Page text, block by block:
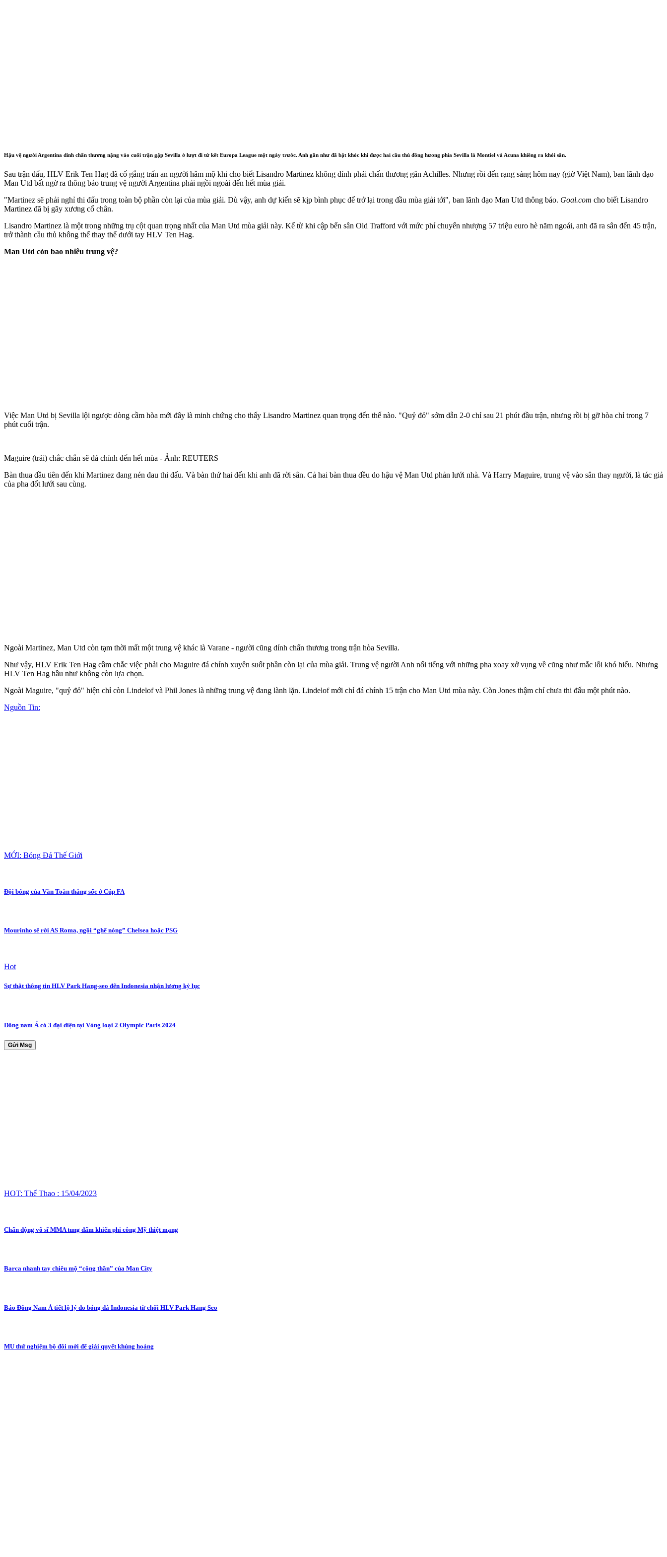
Hậu vệ người Argentina dính chấn thương nặng vào cuối trận gặp Sevilla ở lượt đi tứ kết Europa League một ngày trước. Anh gần như đã bật khóc khi được hai cầu thủ đồng hương phía Sevilla là Montiel và Acuna khiêng ra khỏi sân.
Sau trận đấu, HLV Erik Ten Hag đã cố gắng trấn an người hâm mộ khi cho biết Lisandro Martinez không dính phải chấn thương gân Achilles. Nhưng rồi đến rạng sáng hôm nay (giờ Việt Nam), ban lãnh đạo
Man Utd bất ngờ ra thông báo trung vệ người Argentina phải ngồi ngoài đến hết mùa giải.
"Martinez sẽ phải nghỉ thi đấu trong toàn bộ phần còn lại của mùa giải. Dù vậy, anh dự kiến sẽ kịp bình phục để trở lại trong đầu mùa giải tới", ban lãnh đạo Man Utd thông báo. Goal.com cho biết Lisandro
Martinez đã bị gãy xương cổ chân.
Lisandro Martinez là một trong những trụ cột quan trọng nhất của Man Utd mùa giải này. Kể từ khi cập bến sân Old Trafford với mức phí chuyển nhượng 57 triệu euro hè năm ngoái, anh đã ra sân đến 45 trận,
trở thành cầu thủ không thể thay thế dưới tay HLV Ten Hag.
Man Utd còn bao nhiêu trung vệ?
Việc Man Utd bị Sevilla lội ngược dòng cầm hòa mới đây là minh chứng cho thấy Lisandro Martinez quan trọng đến thế nào. "Quỷ đỏ" sớm dẫn 2-0 chỉ sau 21 phút đầu trận, nhưng rồi bị gỡ hòa chỉ trong 7
phút cuối trận.
Maguire (trái) chắc chắn sẽ đá chính đến hết mùa - Ảnh: REUTERS
Bàn thua đầu tiên đến khi Martinez đang nén đau thi đấu. Và bàn thứ hai đến khi anh đã rời sân. Cả hai bàn thua đều do hậu vệ Man Utd phản lưới nhà. Và Harry Maguire, trung vệ vào sân thay người, là tác giả
của pha đốt lưới sau cùng.
Ngoài Martinez, Man Utd còn tạm thời mất một trung vệ khác là Varane - người cũng dính chấn thương trong trận hòa Sevilla.
Như vậy, HLV Erik Ten Hag cầm chắc việc phải cho Maguire đá chính xuyên suốt phần còn lại của mùa giải. Trung vệ người Anh nổi tiếng với những pha xoay xở vụng về cũng như mắc lỗi khó hiểu. Nhưng
HLV Ten Hag hầu như không còn lựa chọn.
Ngoài Maguire, "quỷ đỏ" hiện chỉ còn Lindelof và Phil Jones là những trung vệ đang lành lặn. Lindelof mới chỉ đá chính 15 trận cho Man Utd mùa này. Còn Jones thậm chí chưa thi đấu một phút nào.
Nguồn Tin:
MỚI: Bóng Đá Thế Giới
Đội bóng của Văn Toàn thắng sốc ở Cúp FA
Mourinho sẽ rời AS Roma, ngồi “ghế nóng” Chelsea hoặc PSG
Hot
Sự thật thông tin HLV Park Hang-seo đến Indonesia nhận lương kỷ lục
Đông nam Á có 3 đại diện tại Vòng loại 2 Olympic Paris 2024
Gửi Msg
HOT: Thể Thao : 15/04/2023
Chấn động võ sĩ MMA tung đấm khiến phi công Mỹ thiệt mạng
Barca nhanh tay chiêu mộ “công thần” của Man City
Báo Đông Nam Á tiết lộ lý do bóng đá Indonesia từ chối HLV Park Hang Seo
MU thử nghiệm bộ đôi mới để giải quyết khủng hoảng